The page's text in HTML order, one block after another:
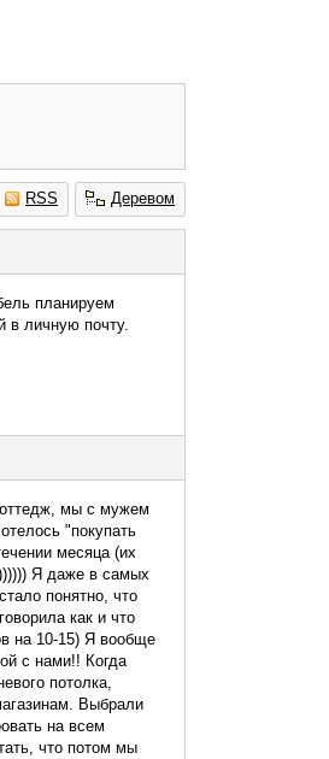
RSS Деревом
планируем
в личную почту.
мы с мужем
"покупать
месяца (их
Я даже в самых
понятно, что
как и что
на 10-15) Я вообще
с нами!! Когда
потолка,
Выбрали
на всем
что потом мы